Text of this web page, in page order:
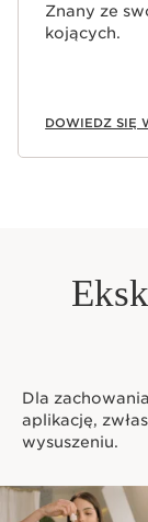
Znany ze
kojących.
DOWIEDZ SIĘ
Dla
aplikację,
wysuszeniu.